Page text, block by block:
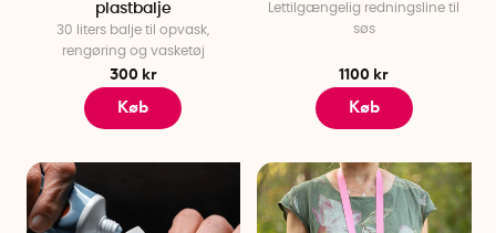
plastbalje
30 liters balje til opvask,
rengøring og vasketøj
300 kr
Køb
Lettilgængelig redningsline til
søs
1100 kr
Køb